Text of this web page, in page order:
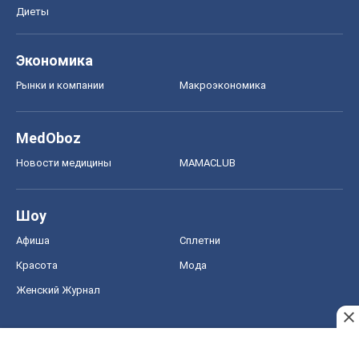
Диеты
Экономика
Рынки и компании Mакроэкономика
MedOboz
Новости медицины MAMACLUB
Шоу
Афиша Сплетни
Красота Мода
Женский Журнал